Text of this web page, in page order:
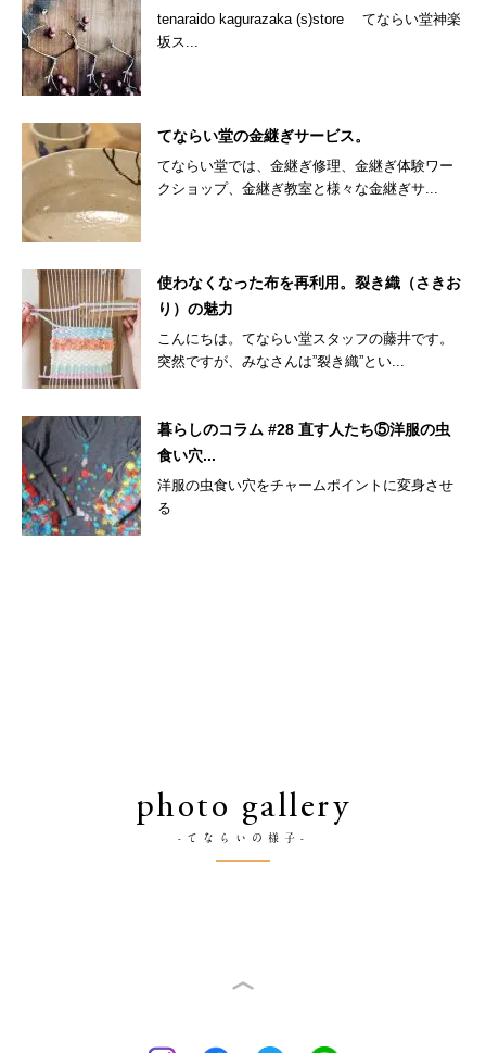
tenaraido kagurazaka (s)store てならい堂神楽
坂ス...
てならい堂の金継ぎサービス。
てならい堂では、金継ぎ修理、金継ぎ体験ワー
クショップ、金継ぎ教室と様々な金継ぎサ...
使わなくなった布を再利用。裂き織（さきお
り）の魅力
こんにちは。てならい堂スタッフの藤井です。
突然ですが、みなさんは”裂き織”とい...
暮らしのコラム #28 直す人たち⑤洋服の虫
食い穴...
洋服の虫食い穴をチャームポイントに変身させ
る
photo gallery
-てならいの様子-